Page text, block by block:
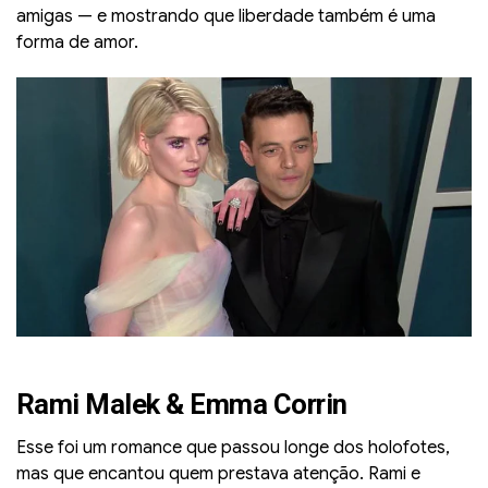
amigas — e mostrando que liberdade também é uma
forma de amor.
Rami Malek & Emma Corrin
Esse foi um romance que passou longe dos holofotes,
mas que encantou quem prestava atenção. Rami e